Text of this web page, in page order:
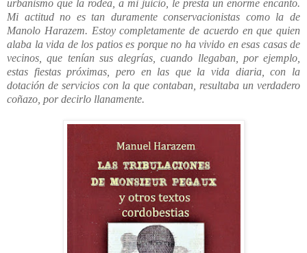
urbanismo que la rodea, a mi juicio, le presta un enorme encanto.
Mi actitud no es tan duramente conservacionistas como la de
Manolo Harazem. Estoy completamente de acuerdo en que quien
alaba la vida de los patios es porque no ha vivido en esas casas de
vecinos, que tenían sus alegrías, cuando llegaban, por ejemplo,
estas fiestas próximas, pero en las que la vida diaria, con la
dotación de servicios con la que contaban, resultaba un verdadero
coñazo, por decirlo llanamente.